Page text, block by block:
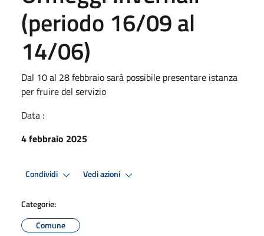
(periodo 16/09 al
14/06)
Dal 10 al 28 febbraio sarà possibile presentare istanza
per fruire del servizio
Data :
4 febbraio 2025
Condividi Vedi azioni
Categorie:
Comune